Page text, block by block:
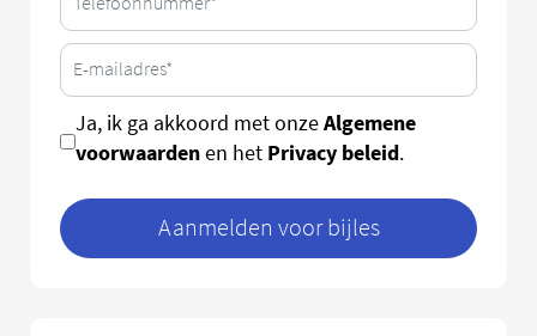
Ja, ik ga akkoord met onzeAlgemene
voorwaardenen het Privacy beleid.
Aanmelden voor bijles